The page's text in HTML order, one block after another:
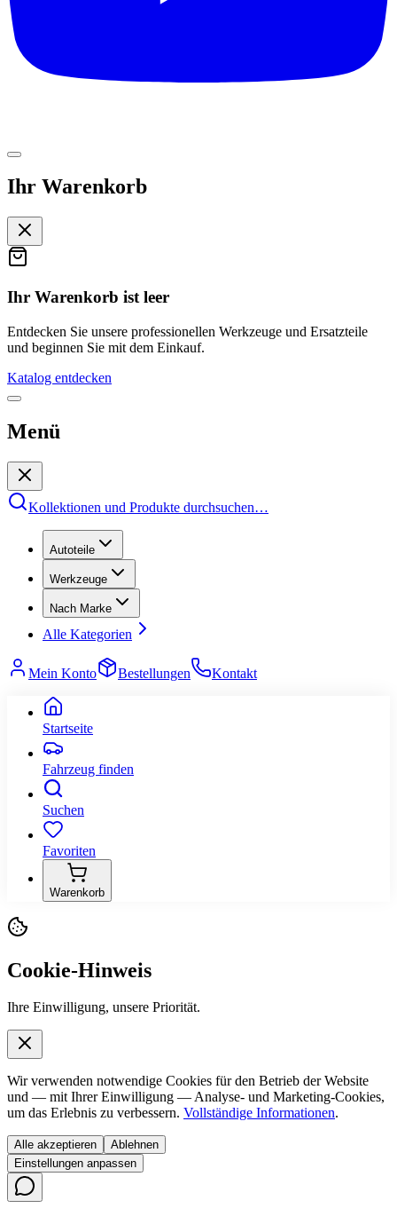
Ihr Warenkorb
Ihr Warenkorb ist leer
Entdecken Sie unsere professionellen Werkzeuge und Ersatzteile
und beginnen Sie mit dem Einkauf.
Katalog entdecken
Menü
Kollektionen und Produkte durchsuchen…
Autoteile
Werkzeuge
Nach Marke
Alle Kategorien
Mein Konto Bestellungen Kontakt
Startseite
Fahrzeug finden
Suchen
Favoriten
Warenkorb
Cookie-Hinweis
Ihre Einwilligung, unsere Priorität.
Wir verwenden notwendige Cookies für den Betrieb der Website
und — mit Ihrer Einwilligung — Analyse- und Marketing-Cookies,
um das Erlebnis zu verbessern. Vollständige Informationen.
Alle akzeptieren
Ablehnen
Einstellungen anpassen